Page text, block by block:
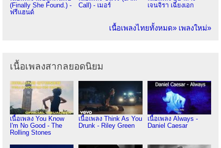
(Finally She Found.) -
ฟรีแฮนด์
Call) - เมอร์
เจนจิรา เฉียงเอก
เนื้อเพลงไทยทั้งหมด» เพลงใหม่»
เนื้อเพลงสากลยอดนิยม
เนื้อเพลง You Know
I'm No Good - The
Rolling Stones
เนื้อเพลง Think As You
Drunk - Riley Green
เนื้อเพลง Always -
Daniel Caesar